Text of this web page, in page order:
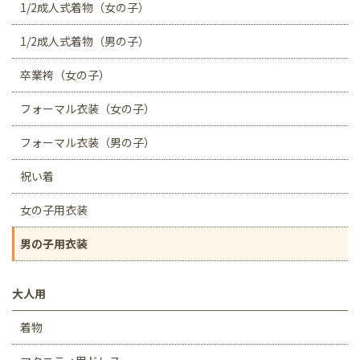
1/2成人式着物（女の子）
1/2成人式着物（男の子）
卒業袴（女の子）
フォーマル衣装（女の子）
フォーマル衣装（男の子）
祝い着
女の子用衣装
男の子用衣装
大人用
着物